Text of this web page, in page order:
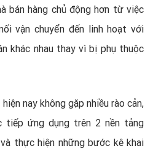
bán hàng chủ động hơn từ việc
vận chuyển đến linh hoạt với
khác nhau thay vì bị phụ thuộc
nay không gặp nhiều rào cản,
ứng dụng trên 2 nền tảng
thực hiện những bước kê khai